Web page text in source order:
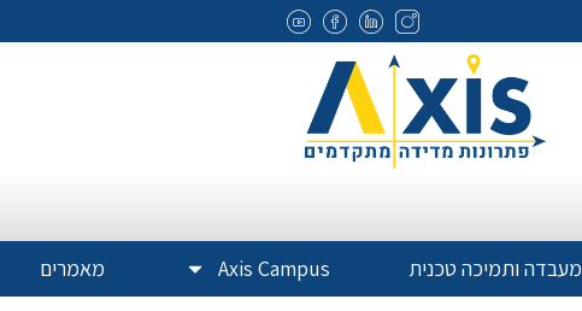
מעבדה ותמיכה טכנית Axis Campus מאמרים